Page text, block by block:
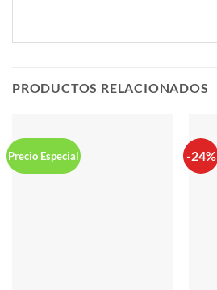
PRODUCTOS RELACIONADOS
Precio Especial -24%